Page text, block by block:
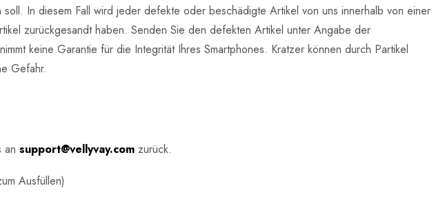
In diesem Fall wird jeder defekte oder beschädigte Artikel von uns innerhalb von einer
zurückgesandt haben. Senden Sie den defekten Artikel unter Angabe der
keine Garantie für die Integrität Ihres Smartphones. Kratzer können durch Partikel
Gefahr.
an support@vellyvay.com zurück.
Ausfüllen)